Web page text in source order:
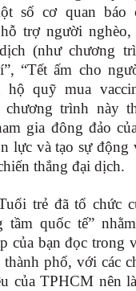
số cơ quan báo
trợ người
(như chương
“Tết ấm cho
quỹ mua
chương trình này
gia đông đảo
lực và tạo sự động
thắng đại dịch.
trẻ đã tổ chức
tầm quốc tế”
của bạn đọc trong
thành phố, với các
của TPHCM nên